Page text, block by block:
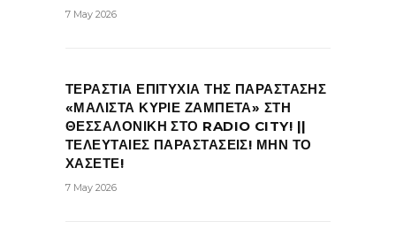
7 May 2026
ΤΕΡΑΣΤΙΑ ΕΠΙΤΥΧΙΑ ΤΗΣ ΠΑΡΑΣΤΑΣΗΣ
«ΜΑΛΙΣΤΑ ΚΥΡΙΕ ΖΑΜΠΕΤΑ» ΣΤΗ
ΘΕΣΣΑΛΟΝΙΚΗ ΣΤΟ RADIO CITY! ||
ΤΕΛΕΥΤΑΙΕΣ ΠΑΡΑΣΤΑΣΕΙΣ! ΜΗΝ ΤΟ
ΧΑΣΕΤΕ!
7 May 2026